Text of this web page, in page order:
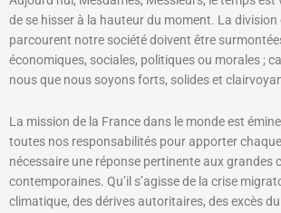
de se hisser à la hauteur du moment. La
parcourent notre société doivent être
économiques, sociales, politiques ou morales ;
nous que nous soyons forts, solides et
La mission de la France dans le monde est
toutes nos responsabilités pour apporter
nécessaire une réponse pertinente aux grandes
contemporaines. Qu’il s’agisse de la crise
climatique, des dérives autoritaires, des excès